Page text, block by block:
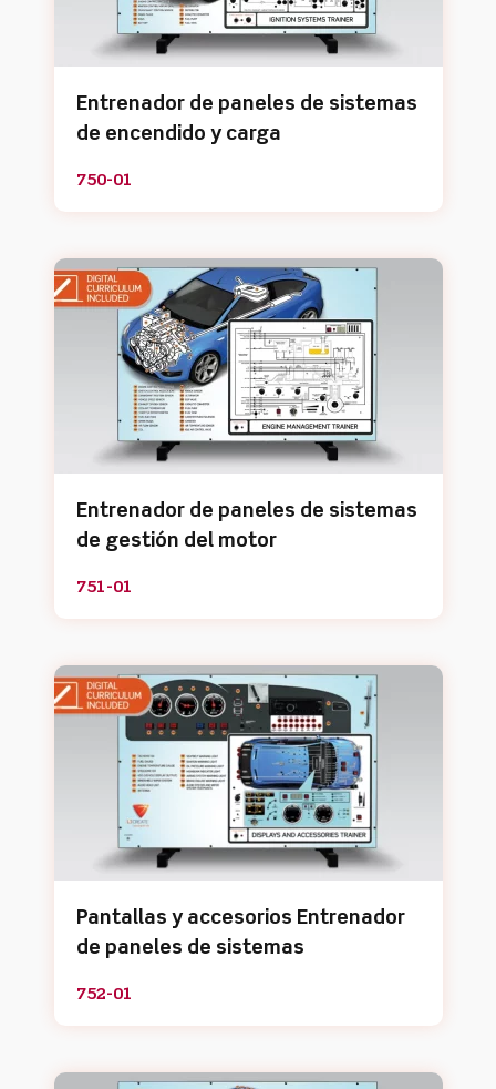
Entrenador de paneles de sistemas
de encendido y carga
750-01
Entrenador de paneles de sistemas
de gestión del motor
751-01
Pantallas y accesorios Entrenador
de paneles de sistemas
752-01